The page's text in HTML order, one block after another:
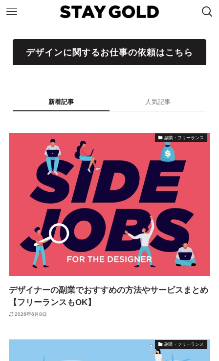
デザインに関するお仕事の依頼はこちら
新着記事 人気記事
副業・フリーランス
デザイナーの副業でおすすめの方法やサービスまとめ
【フリーランスもOK】
2026年6月8日
副業・フリーランス